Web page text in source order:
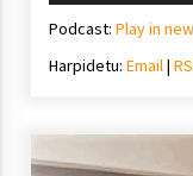
Podcast: Play in
Harpidetu: Email|